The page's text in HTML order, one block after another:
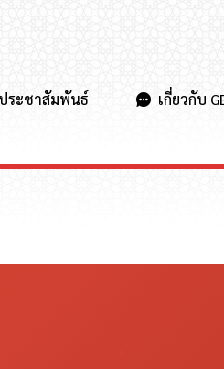
ประชาสัมพันธ์ เกี่ยวกับ